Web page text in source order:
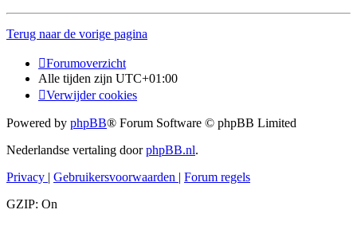
Terug naar de vorige pagina
Forumoverzicht
Alle tijden zijn UTC+01:00
Verwijder cookies
Powered by phpBB® Forum Software © phpBB Limited
Nederlandse vertaling doorphpBB.nl.
Privacy | Gebruikersvoorwaarden | Forum regels
GZIP: On